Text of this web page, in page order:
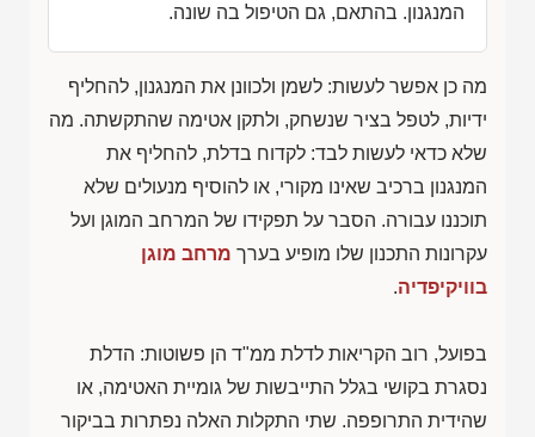
המנגנון. בהתאם, גם הטיפול בה שונה.
מה כן אפשר לעשות: לשמן ולכוונן את המנגנון, להחליף
ידיות, לטפל בציר שנשחק, ולתקן אטימה שהתקשתה. מה
שלא כדאי לעשות לבד: לקדוח בדלת, להחליף את
המנגנון ברכיב שאינו מקורי, או להוסיף מנעולים שלא
תוכננו עבורה. הסבר על תפקידו של המרחב המוגן ועל
עקרונות התכנון שלו מופיע בערך מרחב מוגן
בוויקיפדיה.
בפועל, רוב הקריאות לדלת ממ"ד הן פשוטות: הדלת
נסגרת בקושי בגלל התייבשות של גומיית האטימה, או
שהידית התרופפה. שתי התקלות האלה נפתרות בביקור